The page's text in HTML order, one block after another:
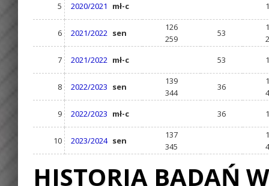
5
2020/2021 mł-c
6 2021/2022 sen
126
259
53
7
2021/2022 mł-c 53
8 2022/2023 sen
139
344
36
9
2022/2023 mł-c 36
10 2023/2024 sen
137
345
HISTORIA BADAŃ